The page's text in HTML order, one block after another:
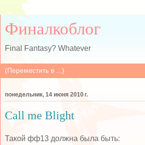
Финалкоблог
Final Fantasy? Whatever
понедельник, 14 июня 2010 г.
Call me Blight
Такой фф13 должна была быть: